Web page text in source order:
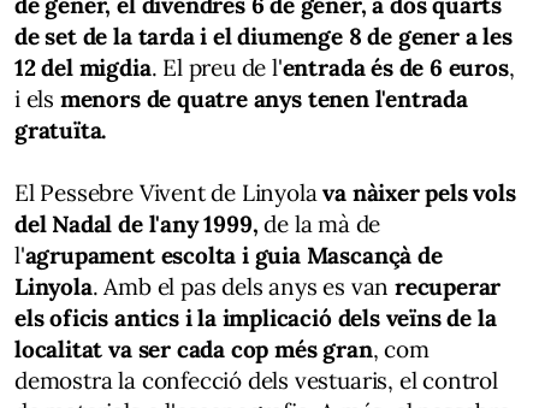
de set de la tarda i el diumenge 8 de gener a les
12 del migdia. El preu de l'entrada és de 6 euros,
i els menors de quatre anys tenen l'entrada
gratuïta.
El Pessebre Vivent de Linyolava nàixer pels vols
del Nadal de l'any 1999, de la mà de
l'agrupament escolta i guia Mascançà de
Linyola. Amb el pas dels anys es van recuperar
els oficis antics i la implicació dels veïns de la
localitat va ser cada cop més gran, com
demostra la confecció dels vestuaris, el control